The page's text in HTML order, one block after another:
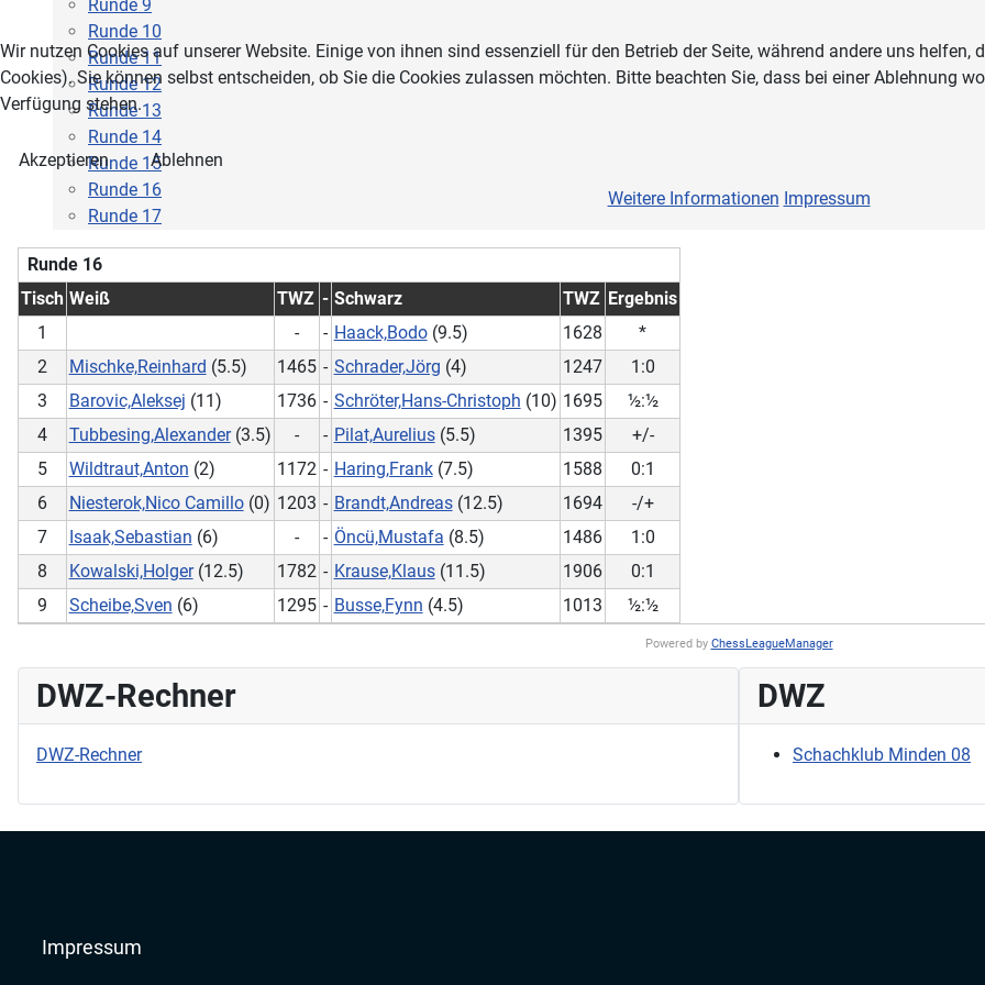
Runde 9
Runde 10
Runde 11
Runde 12
Runde 13
Runde 14
Runde 15
Runde 16
Runde 17
Runde 16
Tisch Weiß TWZ - Schwarz TWZ Ergebnis
1
- - Haack,Bodo(9.5) 1628
*
2
Mischke,Reinhard (5.5) 1465 - Schrader,Jörg (4) 1247
1:0
3
Barovic,Aleksej (11) 1736 - Schröter,Hans-Christoph (10) 1695
½:½
4
Tubbesing,Alexander(3.5) - - Pilat,Aurelius(5.5) 1395
+/-
5
Wildtraut,Anton (2) 1172 - Haring,Frank(7.5) 1588
0:1
6
Niesterok,Nico Camillo(0) 1203 - Brandt,Andreas(12.5) 1694
-/+
7
Isaak,Sebastian (6) - - Öncü,Mustafa (8.5) 1486
1:0
8
Kowalski,Holger(12.5) 1782 - Krause,Klaus(11.5) 1906
0:1
9
Scheibe,Sven (6) 1295 - Busse,Fynn (4.5) 1013 ½:½
Powered by ChessLeagueManager
DWZ-Rechner
DWZ-Rechner
DWZ
Schachklub Minden 08
Impressum
Wir nutzen Cookies auf unserer Website. Einige von ihnen sind essenziell für den Betrieb der Seite, während andere uns
Cookies). Sie können selbst entscheiden, ob Sie die Cookies zulassen möchten. Bitte beachten Sie, dass bei einer Ablehnung
Verfügung stehen.
Akzeptieren
Ablehnen
Weitere Informationen Impressum